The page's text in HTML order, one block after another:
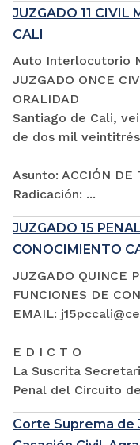
JUZGADO 11 CIVIL
CALI
Auto Interlocutorio
JUZGADO ONCE
ORALIDAD
Santiago de Cali,
de dos mil
Asunto: ACCIÓN DE
Radicación: ...
JUZGADO 15
CONOCIMIENTO
JUZGADO QUINCE
FUNCIONES DE
EMAIL:
E D I C T O
La Suscrita
Penal del Circuito
Corte Suprema de